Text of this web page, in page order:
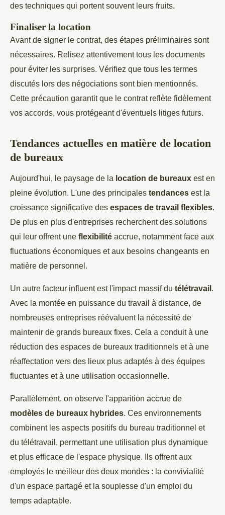
des techniques qui portent souvent leurs fruits.
Finaliser la location
Avant de signer le contrat, des étapes préliminaires sont
nécessaires. Relisez attentivement tous les documents
pour éviter les surprises. Vérifiez que tous les termes
discutés lors des négociations sont bien mentionnés.
Cette précaution garantit que le contrat reflète fidèlement
vos accords, vous protégeant d'éventuels litiges futurs.
Tendances actuelles en matière de location
de bureaux
Aujourd'hui, le paysage de la location de bureaux est en
pleine évolution. L'une des principales tendances est la
croissance significative des espaces de travail flexibles.
De plus en plus d'entreprises recherchent des solutions
qui leur offrent une flexibilité accrue, notamment face aux
fluctuations économiques et aux besoins changeants en
matière de personnel.
Un autre facteur influent est l'impact massif du télétravail.
Avec la montée en puissance du travail à distance, de
nombreuses entreprises réévaluent la nécessité de
maintenir de grands bureaux fixes. Cela a conduit à une
réduction des espaces de bureaux traditionnels et à une
réaffectation vers des lieux plus adaptés à des équipes
fluctuantes et à une utilisation occasionnelle.
Parallèlement, on observe l'apparition accrue de
modèles de bureaux hybrides. Ces environnements
combinent les aspects positifs du bureau traditionnel et
du télétravail, permettant une utilisation plus dynamique
et plus efficace de l'espace physique. Ils offrent aux
employés le meilleur des deux mondes : la convivialité
d'un espace partagé et la souplesse d'un emploi du
temps adaptable.